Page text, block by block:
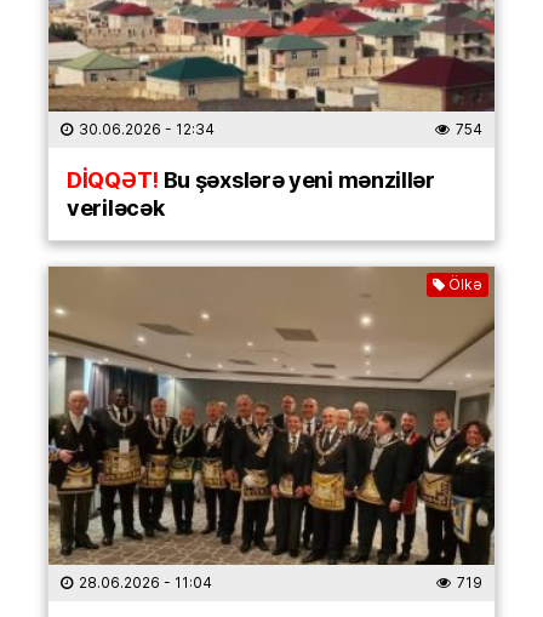
30.06.2026 - 12:34 754
DİQQƏT! Bu şəxslərə yeni mənzillər
veriləcək
Ölkə
28.06.2026 - 11:04 719